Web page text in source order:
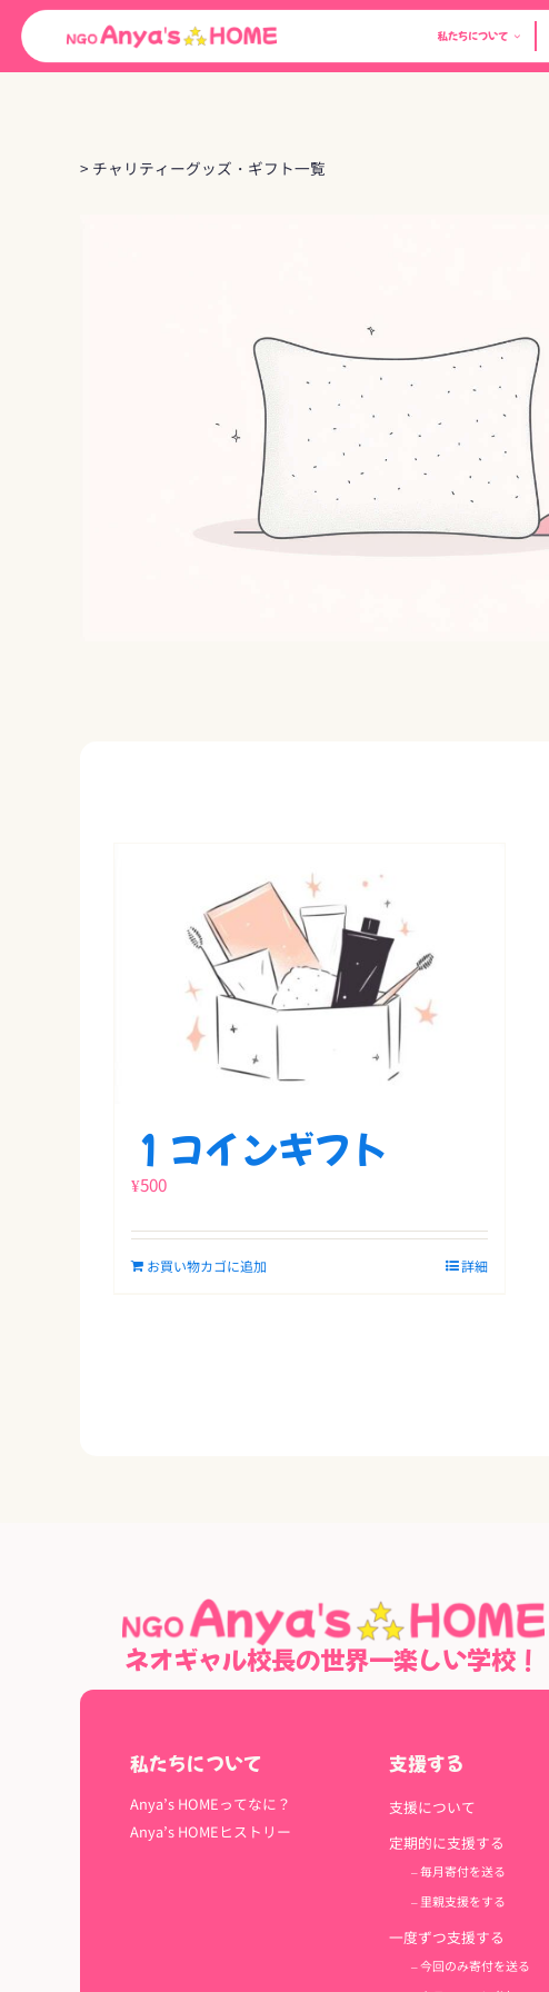
Skip
content
私たちについて
> チャリティーグッズ・ギフト一覧
１コインギフト
¥500
お買い物カゴに追加 詳細
ネオギャル校長の世界一楽しい学校！
私たちについて
Anya’s HOMEってなに？
Anya’s HOMEヒストリー
支援する
支援について
定期的に支援する
– 毎月寄付を送る
– 里親支援をする
一度ずつ支援する
– 今回のみ寄付を送る